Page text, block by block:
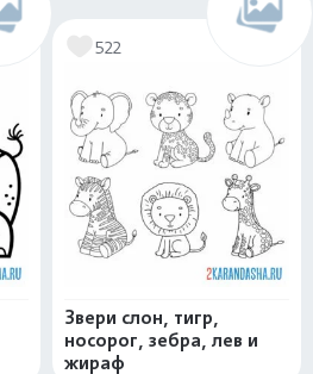
522
Звери слон, тигр,
носорог, зебра, лев и
жираф